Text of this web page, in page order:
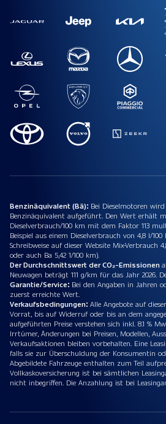
Benzinäquivalent (Bä): Bei Dieselmotoren
Benzinäquivalent aufgeführt. Den Wert erhält
Dieselverbrauch/100 km mit dem Faktor 113
Beispiel aus einem Dieselverbrauch von 4,8 l/100
Schreibweise auf dieser Website Mix-Verbrauch
oder auch Ba 5,42 1/100 km).
Der Durchschnittswert der CO₂-Emissionen
Neuwagen beträgt 111 g/km für das Jahr 2026.
Garantie/Service: Bei den Angaben in Jahren
zuerst erreichte Wert.
Verkaufsbedingungen: Alle Angebote auf
Vorrat, bis auf Widerruf oder bis an dem
aufgeführten Preise verstehen sich inkl. 8.1 %
Irrtümer, Änderungen bei Preisen, Modellen,
Verkaufsaktionen bleiben vorbehalten. Eine
falls sie zur Überschuldung der Konsumentin
Abgebildete Fahrzeuge enthalten zum Teil
Vollkaskoversicherung ist bei sämtlichen
nicht inbegriffen. Die Anzahlung ist bei